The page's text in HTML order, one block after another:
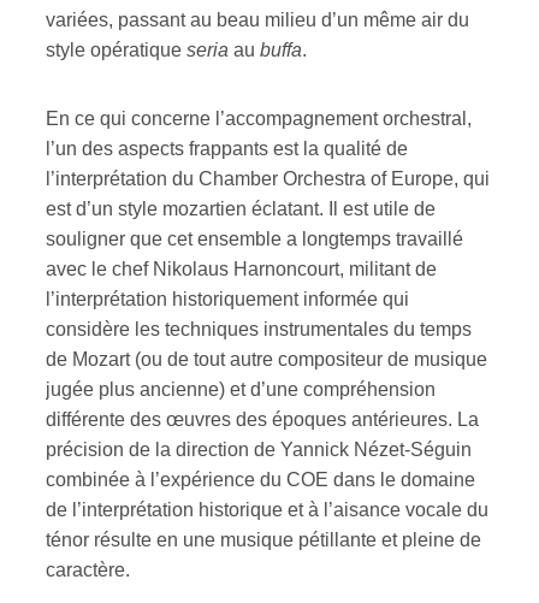
variées, passant au beau milieu d’un même air du
style opératique seria au buffa.
En ce qui concerne l’accompagnement orchestral,
l’un des aspects frappants est la qualité de
l’interprétation du Chamber Orchestra of Europe, qui
est d’un style mozartien éclatant. Il est utile de
souligner que cet ensemble a longtemps travaillé
avec le chef Nikolaus Harnoncourt, militant de
l’interprétation historiquement informée qui
considère les techniques instrumentales du temps
de Mozart (ou de tout autre compositeur de musique
jugée plus ancienne) et d’une compréhension
différente des œuvres des époques antérieures. La
précision de la direction de Yannick Nézet-Séguin
combinée à l’expérience du COE dans le domaine
de l’interprétation historique et à l’aisance vocale du
ténor résulte en une musique pétillante et pleine de
caractère.